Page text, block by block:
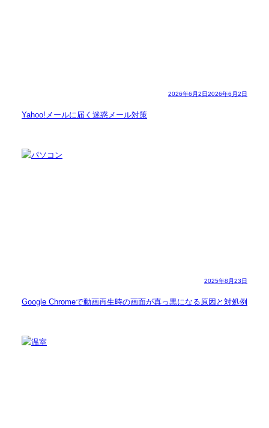
2026年6月2日2026年6月2日
Yahoo!メールに届く迷惑メール対策
2025年8月23日
Google Chromeで動画再生時の画面が真っ黒になる原因と対処例